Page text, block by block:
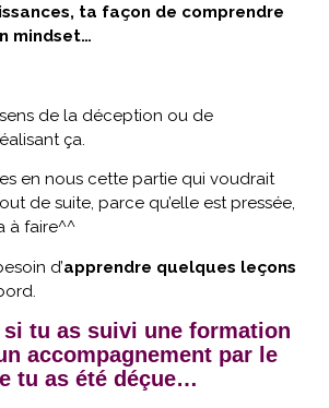
ta façon de comprendre
mindset…
de la déception ou de
ça.
en nous cette partie qui voudrait
de suite, parce qu’elle est pressée,
à faire^^
d’apprendre quelques leçons
tu as suivi une formation
accompagnement par le
tu as été déçue…